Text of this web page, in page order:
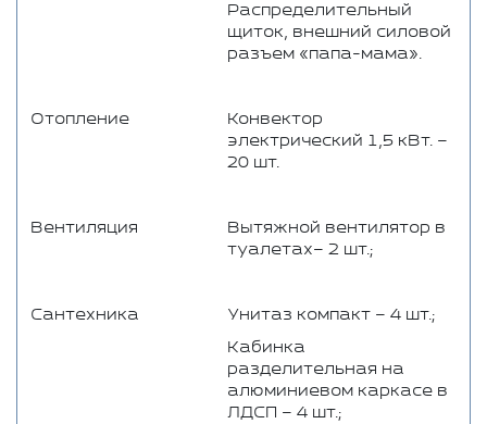
Распределительный
щиток, внешний силовой
разъем «папа-мама».
Отопление
Конвектор
электрический 1,5 кВт. –
20 шт.
Вентиляция
Вытяжной вентилятор в
туалетах– 2 шт.;
Сантехника
Унитаз компакт – 4 шт.;
Кабинка
разделительная на
алюминиевом каркасе в
ЛДСП – 4 шт.;